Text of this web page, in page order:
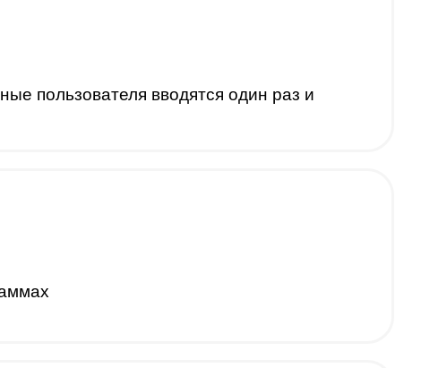
пользователя вводятся один раз и